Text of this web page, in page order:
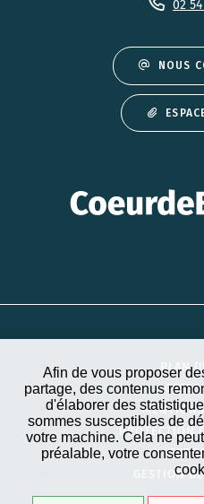
Afin de vous proposer
partage, des contenus
d'élaborer des
sommes susceptibles de
votre machine. Cela ne
préalable, votre
02
NOUS
PLAN
PROTECTION
GESTION